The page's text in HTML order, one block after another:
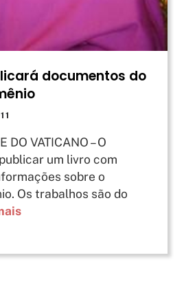
documentos do
DO VATICANO – O
um livro com
sobre o
Os trabalhos são do